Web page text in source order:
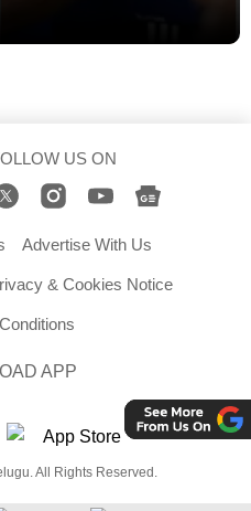
US ON
Advertise With Us
& Cookies Notice
APP
All Rights Reserved.